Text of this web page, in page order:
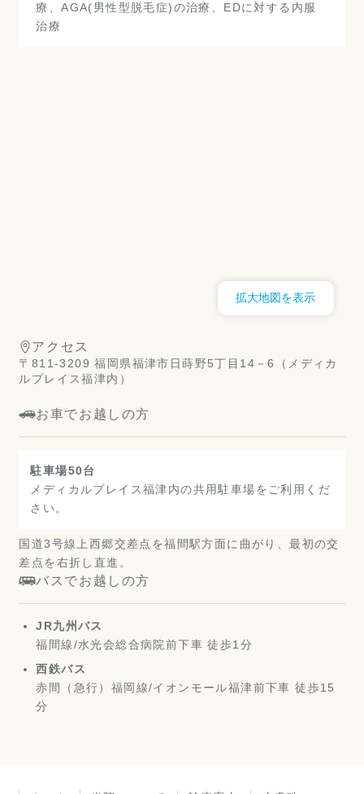
療、AGA(男性型脱毛症)の治療、EDに対する内服
治療
拡大地図を表示
アクセス
〒811-3209 福岡県福津市日蒔野5丁目14－6（メディカ
ルプレイス福津内）
お車でお越しの方
駐車場50台
メディカルプレイス福津内の共用駐車場をご利用くだ
さい。
国道3号線上西郷交差点を福間駅方面に曲がり、最初の交
差点を右折し直進。
バスでお越しの方
JR九州バス
福間線/水光会総合病院前下車 徒歩1分
西鉄バス
赤間（急行）福岡線/イオンモール福津前下車 徒歩15
分